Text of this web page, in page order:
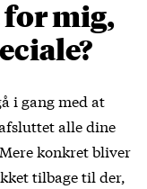
mig,
i gang med at
alle dine
konkret bliver
tilbage til der,